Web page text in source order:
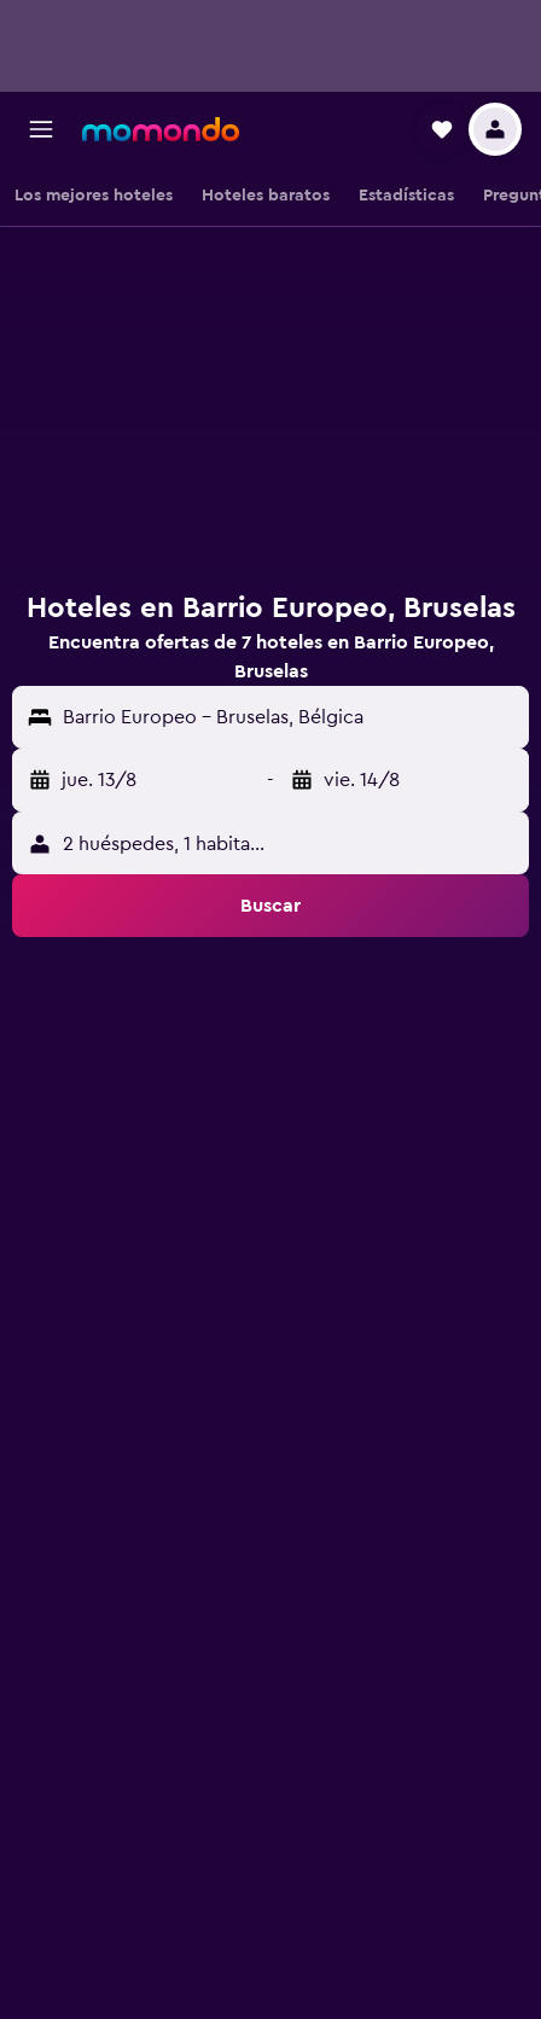
Los mejores hoteles Hoteles baratos Estadísticas
Hoteles en Barrio Europeo, Bruselas
Encuentra ofertas de 7 hoteles en Barrio Europeo,
Bruselas
Barrio Europeo - Bruselas, Bélgica
jue. 13/8 - vie. 14/8
2 huéspedes, 1 habitación
Buscar